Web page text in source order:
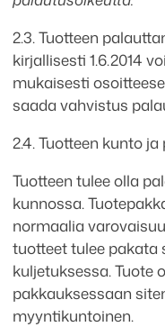
2.3. Tuotteen
kirjallisesti 1.6.2014
mukaisesti
saada vahvistus
2.4. Tuotteen kunto
Tuotteen tulee olla
kunnossa.
normaalia
tuotteet tulee pakata
kuljetuksessa. Tuote
pakkauksessaan
myyntikuntoinen.